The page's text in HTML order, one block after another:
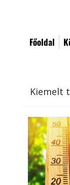
Főoldal
Kiemelt